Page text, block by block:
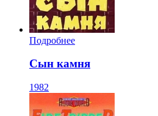
Подробнее
Сын камня
1982